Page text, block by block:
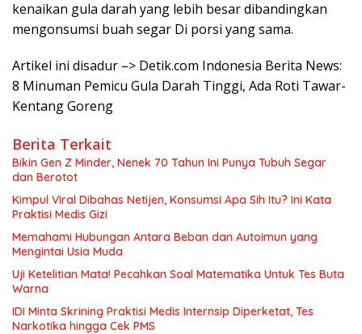
kenaikan gula darah yang lebih besar dibandingkan
mengonsumsi buah segar Di porsi yang sama.
Artikel ini disadur –> Detik.com Indonesia Berita News:
8 Minuman Pemicu Gula Darah Tinggi, Ada Roti Tawar-
Kentang Goreng
Berita Terkait
Bikin Gen Z Minder, Nenek 70 Tahun Ini Punya Tubuh Segar
dan Berotot
Kimpul Viral Dibahas Netijen, Konsumsi Apa Sih Itu? Ini Kata
Praktisi Medis Gizi
Memahami Hubungan Antara Beban dan Autoimun yang
Mengintai Usia Muda
Uji Ketelitian Mata! Pecahkan Soal Matematika Untuk Tes Buta
Warna
IDI Minta Skrining Praktisi Medis Internsip Diperketat, Tes
Narkotika hingga Cek PMS